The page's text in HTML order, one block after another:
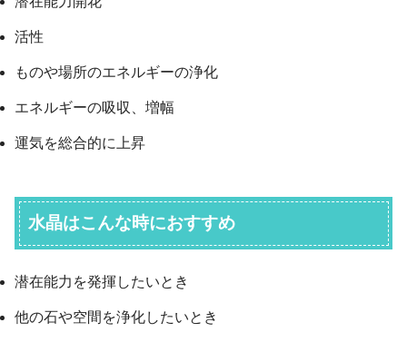
活性
ものや場所のエネルギーの浄化
エネルギーの吸収、増幅
運気を総合的に上昇
水晶はこんな時におすすめ
潜在能力を発揮したいとき
他の石や空間を浄化したいとき